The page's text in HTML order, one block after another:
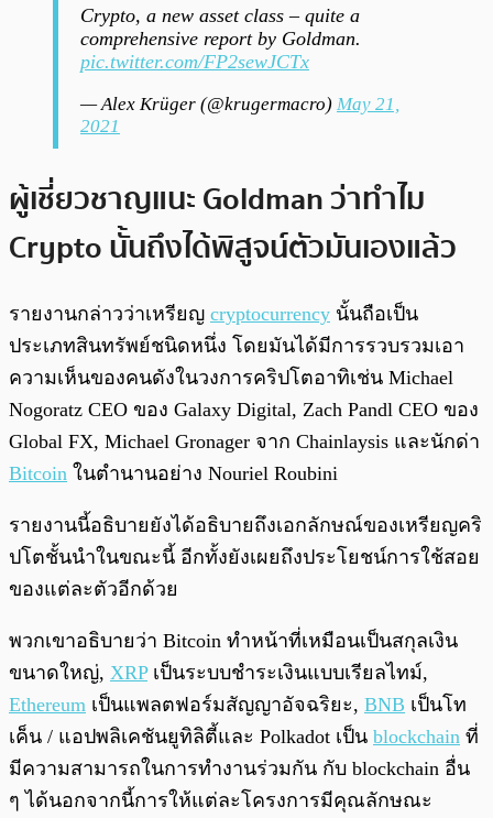
Crypto, a new asset class – quite a
comprehensive report by Goldman.
pic.twitter.com/FP2sewJCTx
— Alex Krüger (@krugermacro) May 21,
2021
ผู้เชี่ยวชาญแนะ Goldman ว่าทำไม
Crypto นั้นถึงได้พิสูจน์ตัวมันเองแล้ว
รายงานกล่าวว่าเหรียญ cryptocurrency นั้นถือเป็น
ประเภทสินทรัพย์ชนิดหนึ่ง โดยมันได้มีการรวบรวมเอา
ความเห็นของคนดังในวงการคริปโตอาทิเช่น Michael
Nogoratz CEO ของ Galaxy Digital, Zach Pandl CEO ของ
Global FX, Michael Gronager จาก Chainlaysis และนักด่า
Bitcoin ในตำนานอย่าง Nouriel Roubini
รายงานนี้อธิบายยังได้อธิบายถึงเอกลักษณ์ของเหรียญคริ
ปโตชั้นนำในขณะนี้ อีกทั้งยังเผยถึงประโยชน์การใช้สอย
ของแต่ละตัวอีกด้วย
พวกเขาอธิบายว่า Bitcoin ทำหน้าที่เหมือนเป็นสกุลเงิน
ขนาดใหญ่, XRPเป็นระบบชำระเงินแบบเรียลไทม์,
Ethereum เป็นแพลตฟอร์มสัญญาอัจฉริยะ, BNB เป็นโท
เค็น / แอปพลิเคชันยูทิลิตี้และ Polkadot เป็น blockchain ที่
มีความสามารถในการทำงานร่วมกัน กับ blockchain อื่น
ๆ ได้นอกจากนี้การให้แต่ละโครงการมีคุณลักษณะ